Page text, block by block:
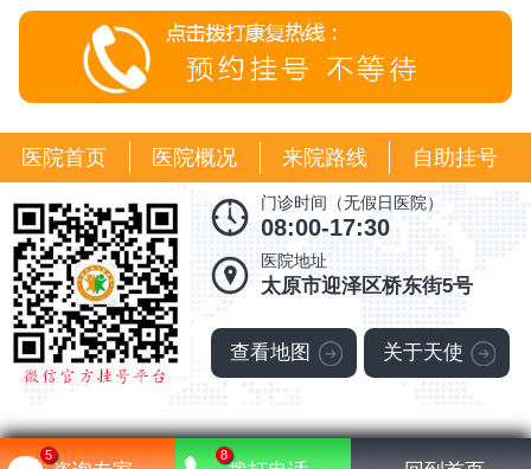
医院首页 医院概况 来院路线 自助挂号
门诊时间（无假日医院）
08:00-17:30
医院地址
太原市迎泽区桥东街5号
查看地图 关于天使
5 8